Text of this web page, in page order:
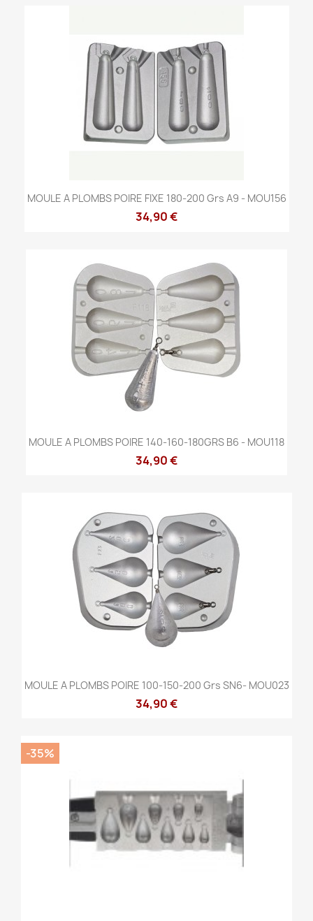
MOULE A PLOMBS POIRE FIXE 180-200 Grs A9 - MOU156
34,90 €
MOULE A PLOMBS POIRE 140-160-180GRS B6 - MOU118
34,90 €
MOULE A PLOMBS POIRE 100-150-200 Grs SN6- MOU023
34,90 €
-35%